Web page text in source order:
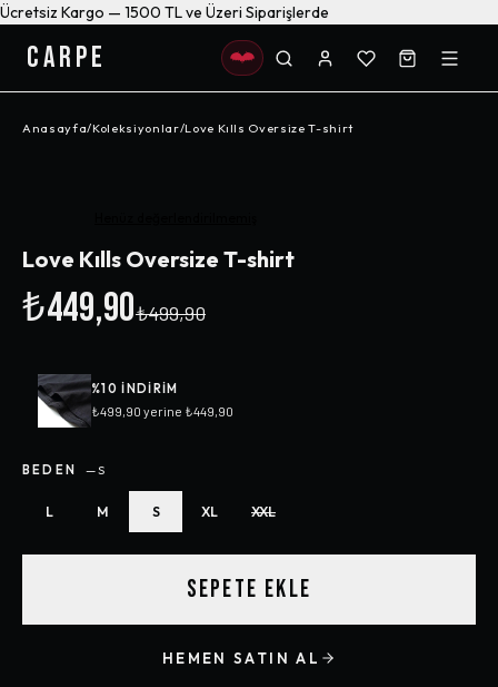
Ücretsiz Kargo — 1500 TL ve Üzeri Siparişlerde
CARPE
Anasayfa/Koleksiyonlar/Love Kılls Oversize T-shirt
Love Kılls Oversize T-shirt
₺449,90₺499,90
%10 INDIRIM
₺499,90 yerine ₺449,90
BEDEN —S
L M S XL XXL
SEPETE EKLE
HEMEN SATIN AL